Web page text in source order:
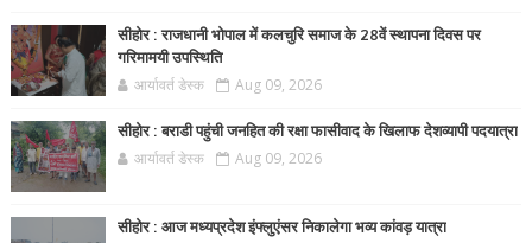
सीहोर : राजधानी भोपाल में कलचुरि समाज के 28वें स्थापना दिवस पर
गरिमामयी उपस्थिति
आर्यावर्त डेस्क Aug 09, 2026
सीहोर : बराडी पहुंची जनहित की रक्षा फासीवाद के खिलाफ देशव्यापी पदयात्रा
आर्यावर्त डेस्क Aug 09, 2026
सीहोर : आज मध्यप्रदेश इंफ्लुएंसर निकालेगा भव्य कांवड़ यात्रा